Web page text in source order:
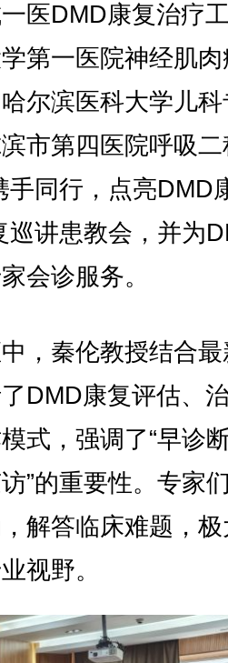
医DMD康复治疗
第一医院神经肌
尔滨医科大学儿
市第四医院呼吸
手同行，点亮DMD
巡讲患教会，并为
会诊服务。
秦伦教授结合最
DMD康复评估、
式，强调了“早诊
”的重要性。专家
解答临床难题，
视野。